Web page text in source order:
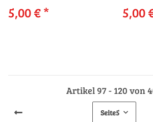
5,00 €* 5,00
Artikel 97 - 120 von
Seite5